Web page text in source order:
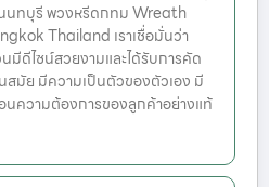
นทบุรี พวงหรีดกทม Wreath
Thailand เราเชื่อมั่นว่า
มีดีไซน์สวยงามและได้รับการคัด
มัย มีความเป็นตัวของตัวเอง มี
นความต้องการของลูกค้าอย่างแท้